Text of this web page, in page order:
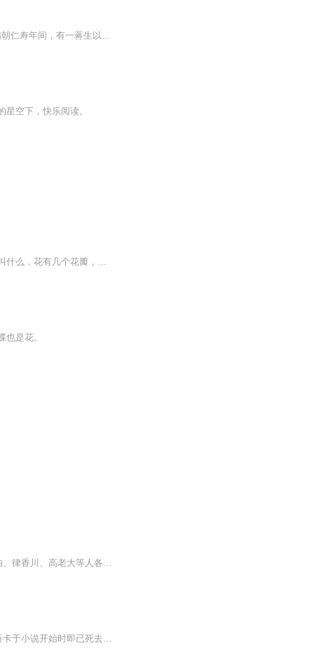
《蝴蝶缘》是1993年三秦出版社出版的图书，清代著名小说，孤本，清。南岳道人 。书叙隋朝仁寿年间，有一蒋生以绝世之才，目空一切，直至湖山面试闺阁，真令才子短气，以至情不能禁，演出个《蝴蝶缘》。是真才子，自然配真佳人，造化一丝不苟。
空下，快乐阅读。
花卉之一一种表现的感觉，透过形象呈现出来带有饱满的激情在笔墨之中。不在于这个植物叫什么，花有几个花瓣，花蕊是什么颜色等等，在绘画与视觉上就是一个形态符号，为我所表现为目的，为我审美要求为准绳，表达之我表达，这就是艺术性思维方式与表达方式...
是花。
主要讲述了“老伯”孙玉伯的孙府与万鹏王的十二飞鹏帮相互对峙，以及孟星魂、小蝶、孙玉伯、律香川、高老大等人各怀心思，相互算计，恩恩怨怨，爱恨情仇的故事。该书情节生动感人，揭示了这样一个哲理：一个人要有独立的人格，生命即使短暂也芬芳。该书语...
达夫妮·杜·穆里埃在该书中成功地塑造了一个颇富神秘色彩的女性丽蓓卡的形象。主人公吕蓓卡于小说开始时即已死去，从未在书中出现，却时时处处音容宛在，并能通过其忠仆、情夫等继续控制曼陀丽庄园，直至最后将这个庄园烧毁。一方面是缠绵悱恻的怀乡忆旧...